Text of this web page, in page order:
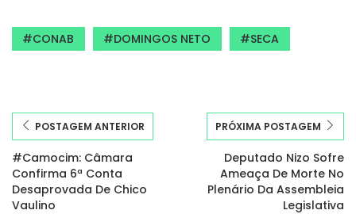
CONAB DOMINGOS NETO SECA
POSTAGEM ANTERIOR
#Camocim: Câmara
Confirma 6ª Conta
Desaprovada De Chico
Vaulino
PRÓXIMA POSTAGEM
Deputado Nizo Sofre
Ameaça De Morte No
Plenário Da Assembleia
Legislativa